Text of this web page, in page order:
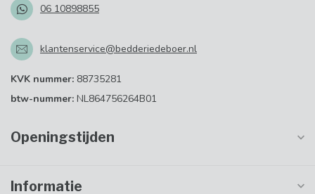
06 10898855
klantenservice@bedderiedeboer.nl
KVK nummer: 88735281
btw-nummer: NL864756264B01
Openingstijden
Informatie